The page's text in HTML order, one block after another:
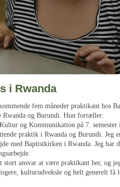
i Rwanda
fem måneder praktikant hos
Rwanda og Burundi. Hun fortæller:
og Kommunikation på 7. semester
praktik i Rwanda og Burundi. Jeg
med Baptistkirken i Rwanda. Jeg
stort ansvar at være praktikant her, og
kulturudveksle og helt generelt